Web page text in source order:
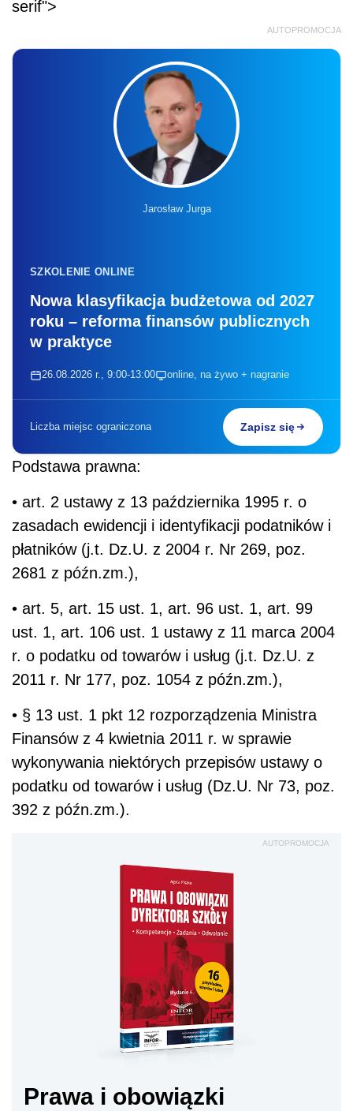
serif">
AUTOPROMOCJA
Jarosław Jurga
SZKOLENIE ONLINE
Nowa klasyfikacja budżetowa od 2027
roku – reforma finansów publicznych
w praktyce
26.08.2026 r., 9:00-13:00 online, na żywo + nagranie
Liczba miejsc ograniczona Zapisz się
Podstawa prawna:
• art. 2 ustawy z 13 października 1995 r. o
zasadach ewidencji i identyfikacji podatników i
płatników (j.t. Dz.U. z 2004 r. Nr 269, poz.
2681 z późn.zm.),
• art. 5, art. 15 ust. 1, art. 96 ust. 1, art. 99
ust. 1, art. 106 ust. 1 ustawy z 11 marca 2004
r. o podatku od towarów i usług (j.t. Dz.U. z
2011 r. Nr 177, poz. 1054 z późn.zm.),
• § 13 ust. 1 pkt 12 rozporządzenia Ministra
Finansów z 4 kwietnia 2011 r. w sprawie
wykonywania niektórych przepisów ustawy o
podatku od towarów i usług (Dz.U. Nr 73, poz.
392 z późn.zm.).
AUTOPROMOCJA
Prawa i obowiązki